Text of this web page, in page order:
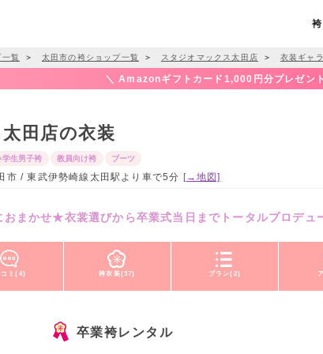
覧 ＞ 太田市の袴ショップ一覧 ＞ スタジオマックス太田店 ＞ 衣装ギャ
＼ Amazonギフトカード1,000円分プレゼン
田店の衣装
学生男子袴 教員向け袴 ブーツ
市 / 東武伊勢崎線太田駅より車で5分 [→地図]
おまかせ★衣裳選びから卒業式当日までトータルプロデュ
コミ(4) 袴衣装(37) プラン(2)
卒業袴レンタル